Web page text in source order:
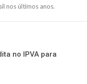
nos últimos anos.
no IPVA para